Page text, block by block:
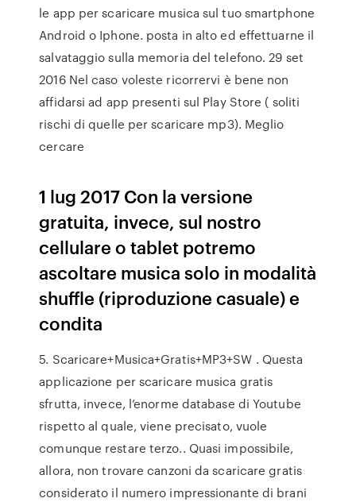
le app per scaricare musica sul tuo smartphone
Android o Iphone. posta in alto ed effettuarne il
salvataggio sulla memoria del telefono. 29 set
2016 Nel caso voleste ricorrervi è bene non
affidarsi ad app presenti sul Play Store ( soliti
rischi di quelle per scaricare mp3). Meglio
cercare
1 lug 2017 Con la versione
gratuita, invece, sul nostro
cellulare o tablet potremo
ascoltare musica solo in modalità
shuffle (riproduzione casuale) e
condita
5. Scaricare+Musica+Gratis+MP3+SW . Questa
applicazione per scaricare musica gratis
sfrutta, invece, l’enorme database di Youtube
rispetto al quale, viene precisato, vuole
comunque restare terzo.. Quasi impossibile,
allora, non trovare canzoni da scaricare gratis
considerato il numero impressionante di brani